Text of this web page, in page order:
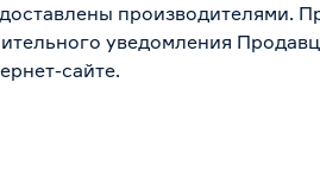
производителями.
уведомления
сайте.